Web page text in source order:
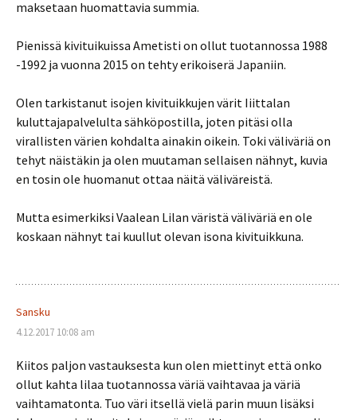
maksetaan huomattavia summia.
Pienissä kivituikuissa Ametisti on ollut tuotannossa 1988
-1992 ja vuonna 2015 on tehty erikoiserä Japaniin.
Olen tarkistanut isojen kivituikkujen värit Iiittalan
kuluttajapalvelulta sähköpostilla, joten pitäsi olla
virallisten värien kohdalta ainakin oikein. Toki väliväriä on
tehyt näistäkin ja olen muutaman sellaisen nähnyt, kuvia
en tosin ole huomanut ottaa näitä väliväreistä.
Mutta esimerkiksi Vaalean Lilan väristä väliväriä en ole
koskaan nähnyt tai kuullut olevan isona kivituikkuna.
Sansku
4.12.2017 10:08 am
Kiitos paljon vastauksesta kun olen miettinyt että onko
ollut kahta lilaa tuotannossa väriä vaihtavaa ja väriä
vaihtamatonta. Tuo väri itsellä vielä parin muun lisäksi